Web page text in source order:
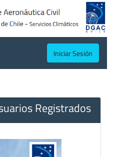
Iniciar Sesión
Registrados